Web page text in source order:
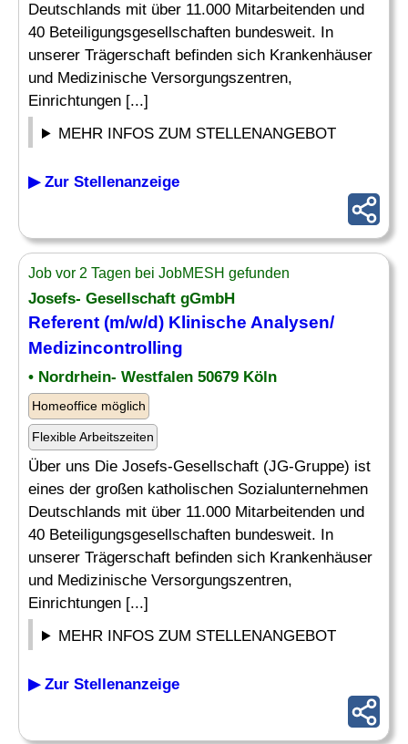
Deutschlands mit über 11.000 Mitarbeitenden und
40 Beteiligungsgesellschaften bundesweit. In
unserer Trägerschaft befinden sich Krankenhäuser
und Medizinische Versorgungszentren,
Einrichtungen [...]
MEHR INFOS ZUM STELLENANGEBOT
▶ Zur Stellenanzeige
Job vor 2 Tagen bei JobMESH gefunden
Josefs- Gesellschaft gGmbH
Referent (m/w/d) Klinische Analysen/
Medizincontrolling
• Nordrhein- Westfalen 50679 Köln
Homeoffice möglich
Flexible Arbeitszeiten
Über uns Die Josefs-Gesellschaft (JG-Gruppe) ist
eines der großen katholischen Sozialunternehmen
Deutschlands mit über 11.000 Mitarbeitenden und
40 Beteiligungsgesellschaften bundesweit. In
unserer Trägerschaft befinden sich Krankenhäuser
und Medizinische Versorgungszentren,
Einrichtungen [...]
MEHR INFOS ZUM STELLENANGEBOT
▶ Zur Stellenanzeige